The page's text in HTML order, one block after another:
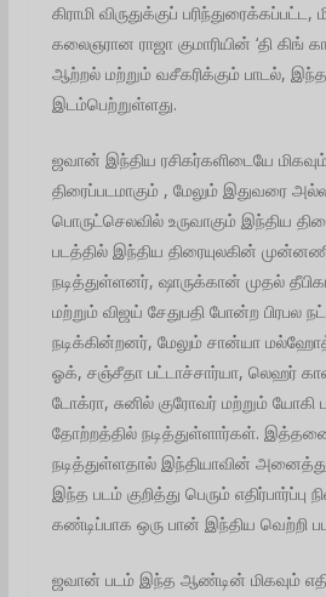
கிராமி விருதுக்குப்
கலைஞரான ராஜா குமாரியின் ‘தி கிங்
ஆற்றல் மற்றும் வசீகரிக்கும் பாடல், இந்த
இடம்பெற்றுள்ளது.
ஜவான் இந்திய ரசிகர்களிடையே மிகவும்
திரைப்படமாகும் , மேலும் இதுவரை
பொருட்செலவில் உருவாகும் இந்திய
படத்தில் இந்திய திரையுலகின்
நடித்துள்ளனர், ஷாருக்கான் முதல்
மற்றும் விஜய் சேதுபதி போன்ற பிரபல
நடிக்கின்றனர், மேலும் சான்யா
ஓக், சஞ்சீதா பட்டாச்சார்யா, லெஹர்
டோக்ரா, சுனில் குரோவர் மற்றும் யோகி
தோற்றத்தில் நடித்துள்ளார்கள்.
நடித்துள்ளதால் இந்தியாவின் அனைத்து
இந்த படம் குறித்து பெரும் எதிர்பார்ப்பு
கண்டிப்பாக ஒரு பான் இந்திய வெற்றி
ஜவான் படம் இந்த ஆண்டின் மிகவும்